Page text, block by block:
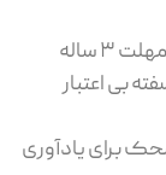
حتماً قبل از انقضای مهلت ۳ ساله
اعتبار
برای یادآوری